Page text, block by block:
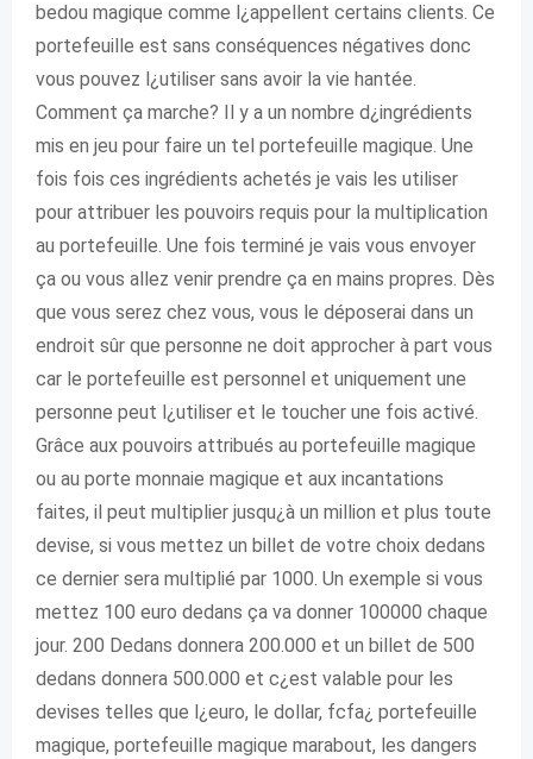
bedou magique comme l¿appellent certains clients. Ce
portefeuille est sans conséquences négatives donc
vous pouvez l¿utiliser sans avoir la vie hantée.
Comment ça marche? Il y a un nombre d¿ingrédients
mis en jeu pour faire un tel portefeuille magique. Une
fois fois ces ingrédients achetés je vais les utiliser
pour attribuer les pouvoirs requis pour la multiplication
au portefeuille. Une fois terminé je vais vous envoyer
ça ou vous allez venir prendre ça en mains propres. Dès
que vous serez chez vous, vous le déposerai dans un
endroit sûr que personne ne doit approcher à part vous
car le portefeuille est personnel et uniquement une
personne peut l¿utiliser et le toucher une fois activé.
Grâce aux pouvoirs attribués au portefeuille magique
ou au porte monnaie magique et aux incantations
faites, il peut multiplier jusqu¿à un million et plus toute
devise, si vous mettez un billet de votre choix dedans
ce dernier sera multiplié par 1000. Un exemple si vous
mettez 100 euro dedans ça va donner 100000 chaque
jour. 200 Dedans donnera 200.000 et un billet de 500
dedans donnera 500.000 et c¿est valable pour les
devises telles que l¿euro, le dollar, fcfa¿ portefeuille
magique, portefeuille magique marabout, les dangers